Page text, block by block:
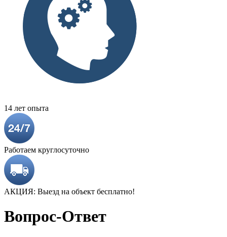
14 лет опыта
Работаем круглосуточно
АКЦИЯ: Выезд на объект бесплатно!
Вопрос-Ответ